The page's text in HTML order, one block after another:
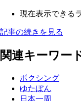
現在表示できる
記事の続きを見る
関連キーワー
ボクシング
ゆたぼん
日本一周